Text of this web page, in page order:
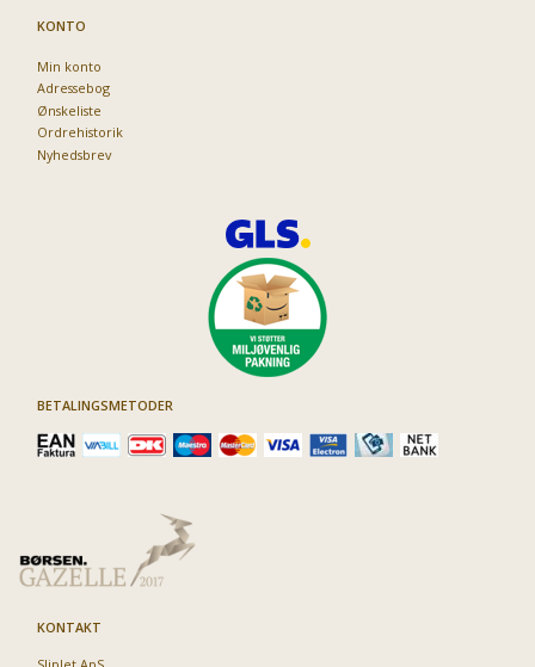
KONTO
Min konto
Adressebog
Ønskeliste
Ordrehistorik
Nyhedsbrev
BETALINGSMETODER
KONTAKT